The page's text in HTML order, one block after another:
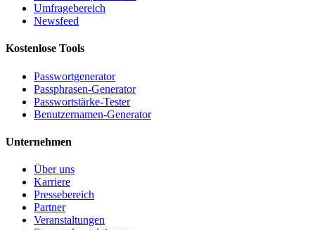
Umfragebereich
Newsfeed
Kostenlose Tools
Passwortgenerator
Passphrasen-Generator
Passwortstärke-Tester
Benutzernamen-Generator
Unternehmen
Über uns
Karriere
Pressebereich
Partner
Veranstaltungen